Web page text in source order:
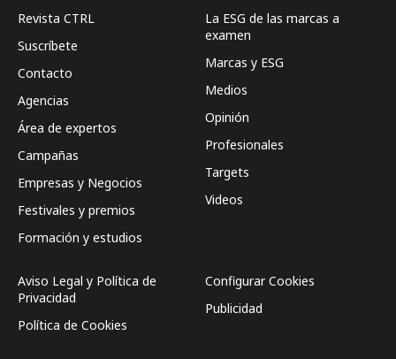
Revista CTRL
Suscríbete
Contacto
Agencias
Área de expertos
Campañas
Empresas y Negocios
Festivales y premios
Formación y estudios
La ESG de las marcas a
examen
Marcas y ESG
Medios
Opinión
Profesionales
Targets
Videos
Aviso Legal y Política de
Privacidad
Política de Cookies
Configurar Cookies
Publicidad